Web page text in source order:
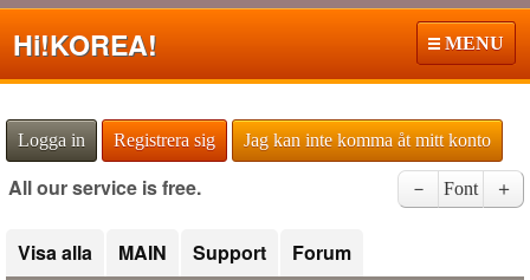
Hi!KOREA! MENU
Logga in Registrera sig Jag kan inte komma åt mitt konto
All our service is free. － Font ＋
Visa alla MAIN Support Forum